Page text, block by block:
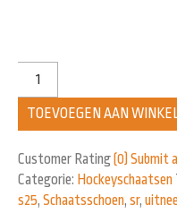
TOEVOEGEN AAN
Customer Rating(0) Submit
Categorie: Hockeyschaatsen
s25, Schaatsschoen, sr,